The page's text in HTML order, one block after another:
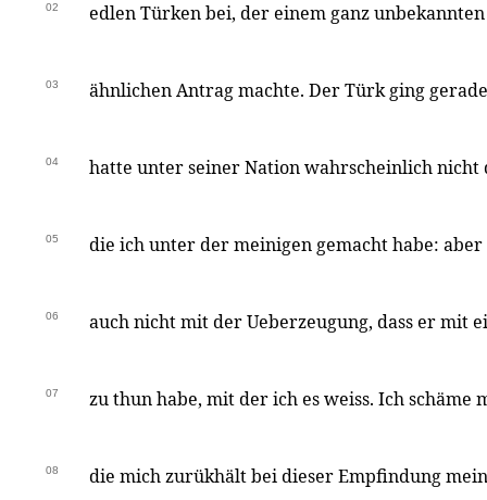
02 edlen Türken bei, der einem ganz
03 ähnlichen Antrag machte. Der Türk ging
04 hatte unter seiner Nation wahrscheinlich nicht
05 die ich unter der meinigen gemacht habe:
06 auch nicht mit der Ueberzeugung, dass er mit
07 zu thun habe, mit der ich es weiss. Ich schäme
08 die mich zurükhält bei dieser Empfindung